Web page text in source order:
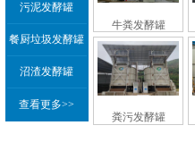
污泥发酵罐
餐厨垃圾发酵罐
沼渣发酵罐
查看更多>>
牛粪发酵罐
粪污发酵罐